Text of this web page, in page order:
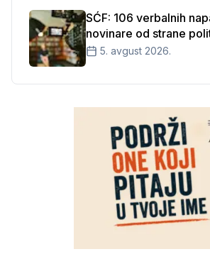
SĆF: 106 verbalnih
novinare od strane
5. avgust 2026.